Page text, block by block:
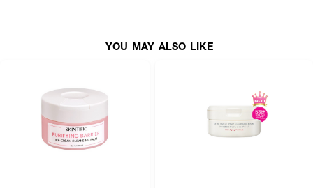
YOU MAY ALSO LIKE